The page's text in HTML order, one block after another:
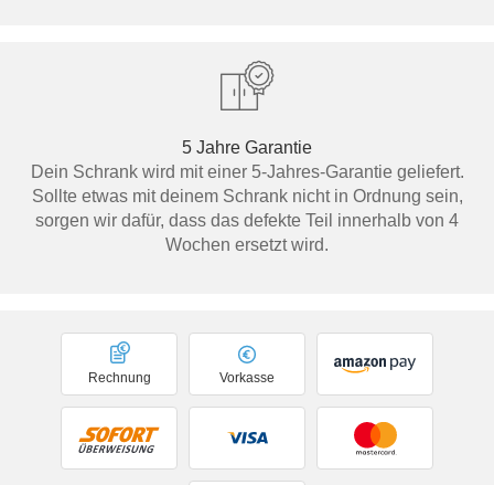
5 Jahre Garantie
Dein Schrank wird mit einer 5-Jahres-Garantie geliefert.
Sollte etwas mit deinem Schrank nicht in Ordnung sein,
sorgen wir dafür, dass das defekte Teil innerhalb von 4
Wochen ersetzt wird.
Vorkasse
Rechnung